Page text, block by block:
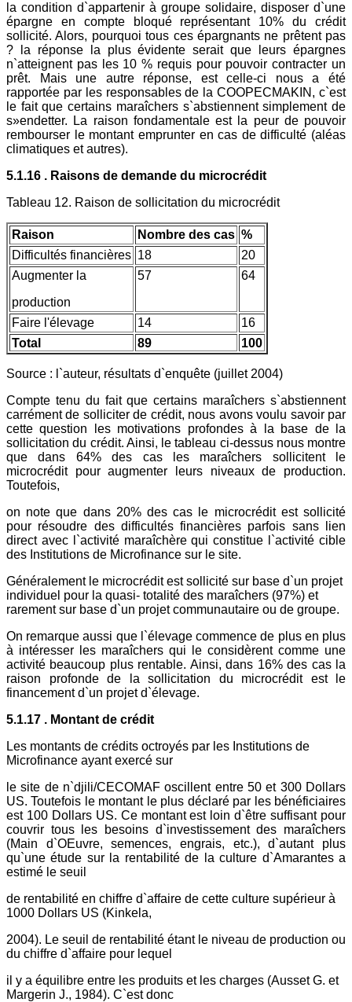
la condition d`appartenir à groupe solidaire, disposer d`une
épargne en compte bloqué représentant 10% du crédit
sollicité. Alors, pourquoi tous ces épargnants ne prêtent pas
? la réponse la plus évidente serait que leurs épargnes
n`atteignent pas les 10 % requis pour pouvoir contracter un
prêt. Mais une autre réponse, est celle-ci nous a été
rapportée par les responsables de la COOPECMAKIN, c`est
le fait que certains maraîchers s`abstiennent simplement de
s»endetter. La raison fondamentale est la peur de pouvoir
rembourser le montant emprunter en cas de difficulté (aléas
climatiques et autres).
5.1.16 . Raisons de demande du microcrédit
Tableau 12. Raison de sollicitation du microcrédit
Raison Nombre des cas %
Difficultés financières 18
20
Augmenter la
production
57 64
Faire l'élevage 14
16
Total
89 100
Source : l`auteur, résultats d`enquête (juillet 2004)
Compte tenu du fait que certains maraîchers s`abstiennent
carrément de solliciter de crédit, nous avons voulu savoir par
cette question les motivations profondes à la base de la
sollicitation du crédit. Ainsi, le tableau ci-dessus nous montre
que dans 64% des cas les maraîchers sollicitent le
microcrédit pour augmenter leurs niveaux de production.
Toutefois,
on note que dans 20% des cas le microcrédit est sollicité
pour résoudre des difficultés financières parfois sans lien
direct avec l`activité maraîchère qui constitue l`activité cible
des Institutions de Microfinance sur le site.
Généralement le microcrédit est sollicité sur base d`un projet
individuel pour la quasi- totalité des maraîchers (97%) et
rarement sur base d`un projet communautaire ou de groupe.
On remarque aussi que l`élevage commence de plus en plus
à intéresser les maraîchers qui le considèrent comme une
activité beaucoup plus rentable. Ainsi, dans 16% des cas la
raison profonde de la sollicitation du microcrédit est le
financement d`un projet d`élevage.
5.1.17 . Montant de crédit
Les montants de crédits octroyés par les Institutions de
Microfinance ayant exercé sur
le site de n`djili/CECOMAF oscillent entre 50 et 300 Dollars
US. Toutefois le montant le plus déclaré par les bénéficiaires
est 100 Dollars US. Ce montant est loin d`être suffisant pour
couvrir tous les besoins d`investissement des maraîchers
(Main d`OEuvre, semences, engrais, etc.), d`autant plus
qu`une étude sur la rentabilité de la culture d`Amarantes a
estimé le seuil
de rentabilité en chiffre d`affaire de cette culture supérieur à
1000 Dollars US (Kinkela,
2004). Le seuil de rentabilité étant le niveau de production ou
du chiffre d`affaire pour lequel
il y a équilibre entre les produits et les charges (Ausset G. et
Margerin J., 1984). C`est donc